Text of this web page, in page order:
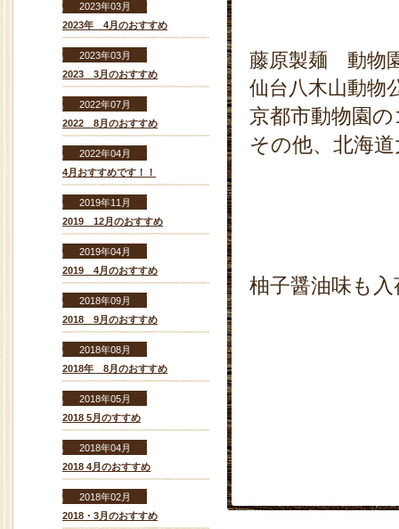
藤原製麺 動物
仙台八木山動物
京都市動物園
その他、北海
柚子醤油味も
2023年03月
2023年 4月のおすすめ
2023年03月
2023 3月のおすすめ
2022年07月
2022 8月のおすすめ
2022年04月
4月おすすめです！！
2019年11月
2019 12月のおすすめ
2019年04月
2019 4月のおすすめ
2018年09月
2018 9月のおすすめ
2018年08月
2018年 8月のおすすめ
2018年05月
2018 5月のすすめ
2018年04月
2018 4月のおすすめ
2018年02月
2018・3月のおすすめ